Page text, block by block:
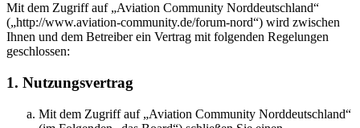
Mit dem Zugriff auf „Aviation Community Norddeutschland“
(„http://www.aviation-community.de/forum-nord“) wird zwischen
Ihnen und dem Betreiber ein Vertrag mit folgenden Regelungen
geschlossen:
1. Nutzungsvertrag
Mit dem Zugriff auf „Aviation Community Norddeutschland“